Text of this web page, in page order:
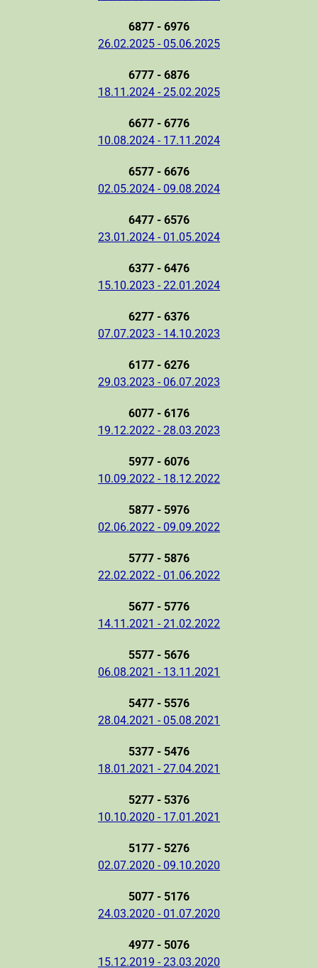
6877 - 6976
26.02.2025 - 05.06.2025
6777 - 6876
18.11.2024 - 25.02.2025
6677 - 6776
10.08.2024 - 17.11.2024
6577 - 6676
02.05.2024 - 09.08.2024
6477 - 6576
23.01.2024 - 01.05.2024
6377 - 6476
15.10.2023 - 22.01.2024
6277 - 6376
07.07.2023 - 14.10.2023
6177 - 6276
29.03.2023 - 06.07.2023
6077 - 6176
19.12.2022 - 28.03.2023
5977 - 6076
10.09.2022 - 18.12.2022
5877 - 5976
02.06.2022 - 09.09.2022
5777 - 5876
22.02.2022 - 01.06.2022
5677 - 5776
14.11.2021 - 21.02.2022
5577 - 5676
06.08.2021 - 13.11.2021
5477 - 5576
28.04.2021 - 05.08.2021
5377 - 5476
18.01.2021 - 27.04.2021
5277 - 5376
10.10.2020 - 17.01.2021
5177 - 5276
02.07.2020 - 09.10.2020
5077 - 5176
24.03.2020 - 01.07.2020
4977 - 5076
15.12.2019 - 23.03.2020